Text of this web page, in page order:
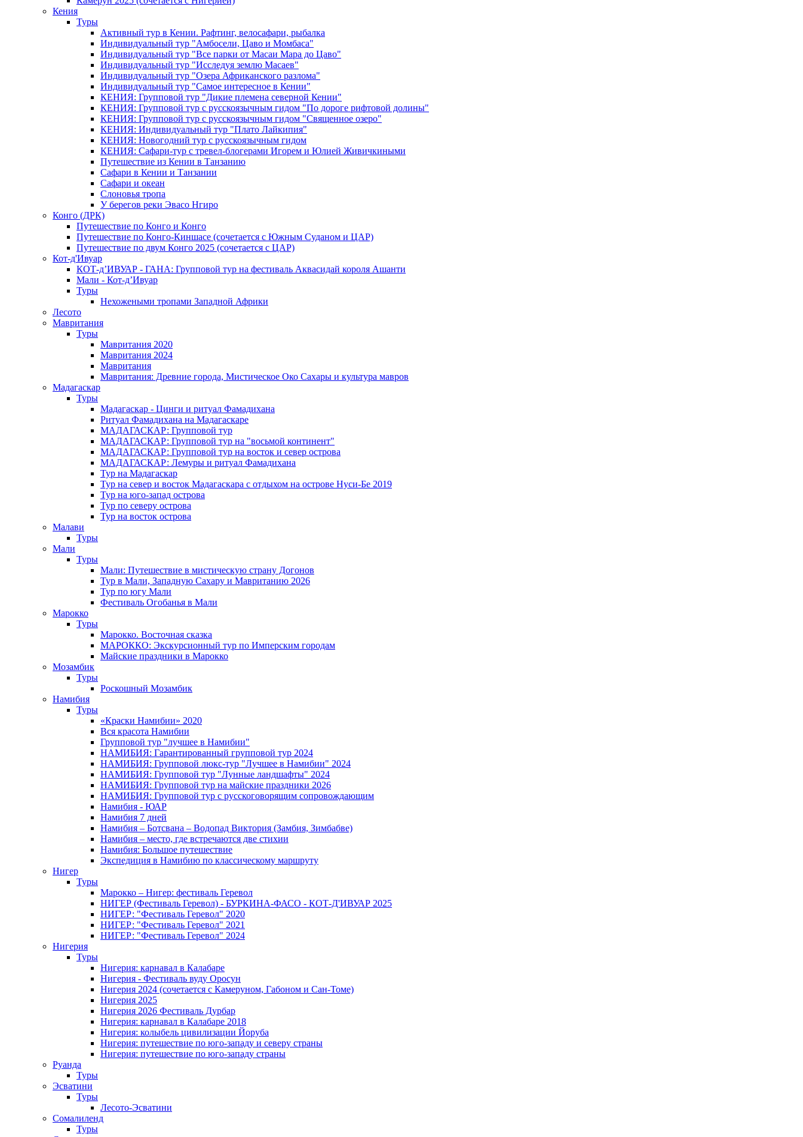
Кения
Туры
Активный тур в Кении. Рафтинг, велосафари, рыбалка
Индивидуальный тур "Амбосели, Цаво и Момбаса"
Индивидуальный тур "Все парки от Масаи Мара до Цаво"
Индивидуальный тур "Исследуя землю Масаев"
Индивидуальный тур "Озера Африканского разлома"
Индивидуальный тур "Самое интересное в Кении"
КЕНИЯ: Групповой тур "Дикие племена северной Кении"
КЕНИЯ: Групповой тур с русскоязычным гидом "По дороге рифтовой долины"
КЕНИЯ: Групповой тур с русскоязычным гидом "Священное озеро"
КЕНИЯ: Индивидуальный тур "Плато Лайкипия"
КЕНИЯ: Новогодний тур с русскоязычным гидом
КЕНИЯ: Сафари-тур с тревел-блогерами Игорем и Юлией Живичкиными
Путешествие из Кении в Танзанию
Сафари в Кении и Танзании
Сафари и океан
Слоновья тропа
У берегов реки Эвасо Нгиро
Конго (ДРК)
Путешествие по Конго и Конго
Путешествие по Конго-Киншасе (сочетается с Южным Суданом и ЦАР)
Путешествие по двум Конго 2025 (сочетается с ЦАР)
Кот-д'Ивуар
КОТ-д’ИВУАР - ГАНА: Групповой тур на фестиваль Аквасидай короля Ашанти
Мали - Кот-д’Ивуар
Туры
Нехожеными тропами Западной Африки
Лесото
Мавритания
Туры
Мавритания 2020
Мавритания 2024
Мавритания
Мавритания: Древние города, Мистическое Око Сахары и культура мавров
Мадагаскар
Туры
Мадагаскар - Цинги и ритуал Фамадихана
Ритуал Фамадихана на Мадагаскаре
МАДАГАСКАР: Групповой тур
МАДАГАСКАР: Групповой тур на "восьмой континент"
МАДАГАСКАР: Групповой тур на восток и север острова
МАДАГАСКАР: Лемуры и ритуал Фамадихана
Тур на Мадагаскар
Тур на север и восток Мадагаскара с отдыхом на острове Нуси-Бе 2019
Тур на юго-запад острова
Тур по северу острова
Тур на восток острова
Малави
Туры
Мали
Туры
Мали: Путешествие в мистическую страну Догонов
Тур в Мали, Западную Сахару и Мавританию 2026
Тур по югу Мали
Фестиваль Огобанья в Мали
Марокко
Туры
Марокко. Восточная сказка
МАРОККО: Экскурсионный тур по Имперским городам
Майские праздники в Марокко
Мозамбик
Туры
Роскошный Мозамбик
Намибия
Туры
«Краски Намибии» 2020
Вся красота Намибии
Групповой тур "лучшее в Намибии"
НАМИБИЯ: Гарантированный групповой тур 2024
НАМИБИЯ: Групповой люкс-тур "Лучшее в Намибии" 2024
НАМИБИЯ: Групповой тур "Лунные ландшафты" 2024
НАМИБИЯ: Групповой тур на майские праздники 2026
НАМИБИЯ: Групповой тур с русскоговорящим сопровождающим
Намибия - ЮАР
Намибия 7 дней
Намибия – Ботсвана – Водопад Виктория (Замбия, Зимбабве)
Намибия – место, где встречаются две стихии
Намибия: Большое путешествие
Экспедиция в Намибию по классическому маршруту
Нигер
Туры
Марокко – Нигер: фестиваль Геревол
НИГЕР (Фестиваль Геревол) - БУРКИНА-ФАСО - КОТ-Д'ИВУАР 2025
НИГЕР: "Фестиваль Геревол" 2020
НИГЕР: "Фестиваль Геревол" 2021
НИГЕР: "Фестиваль Геревол" 2024
Нигерия
Туры
Нигерия: карнавал в Калабаре
Нигерия - Фестиваль вуду Оросун
Нигерия 2024 (сочетается с Камеруном, Габоном и Сан-Томе)
Нигерия 2025
Нигерия 2026 Фестиваль Дурбар
Нигерия: карнавал в Калабаре 2018
Нигерия: колыбель цивилизации Йоруба
Нигерия: путешествие по юго-западу и северу страны
Нигерия: путешествие по юго-западу страны
Руанда
Туры
Эсватини
Туры
Лесото-Эсватини
Сомалиленд
Туры